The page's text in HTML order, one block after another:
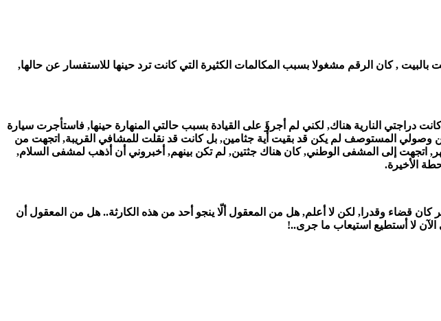
, كان الرقم مشغولا بسبب المكالمات الكثيرة التي كانت ترد حينها للاستفسار عن حالها,
النارية هناك, لكني لم أجرؤَ على القيادة بسبب حالتي المنهارة حينها, فاستأجرت سيارة
المستوصف لم يكن قد بقيت أية جثامين, بل كانت قد نقلت للمشافي القريبة, اتجهت من
اتجهت إلى المشفى الوطني, كان هناك جثتين, لم تكن بينهم, أخبروني أن أذهب لمشفى السلام,
الأخيرة.
كان قضاء وقدرا, لكن لا أعلم, هل من المعقول ألّا ينجو أحد من هذه الكارثة.. هل من المعقول أن
لا أستطيع استيعاب ما جرى..!